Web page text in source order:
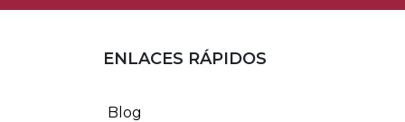
ENLACES RÁPIDOS
Blog